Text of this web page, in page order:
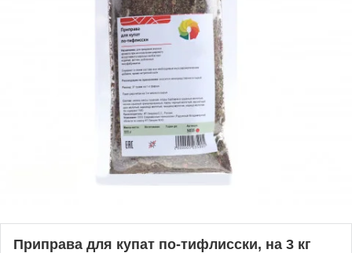
Приправа для купат по-тифлисски, на 3 кг